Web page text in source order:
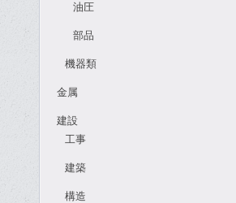
油圧
部品
機器類
金属
建設
工事
建築
構造